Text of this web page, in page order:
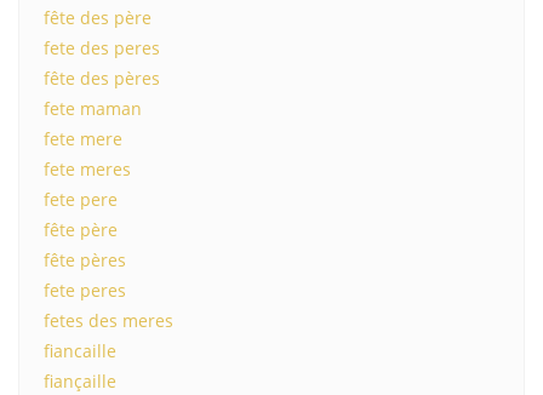
fête des père
fete des peres
fête des pères
fete maman
fete mere
fete meres
fete pere
fête père
fête pères
fete peres
fetes des meres
fiancaille
fiançaille